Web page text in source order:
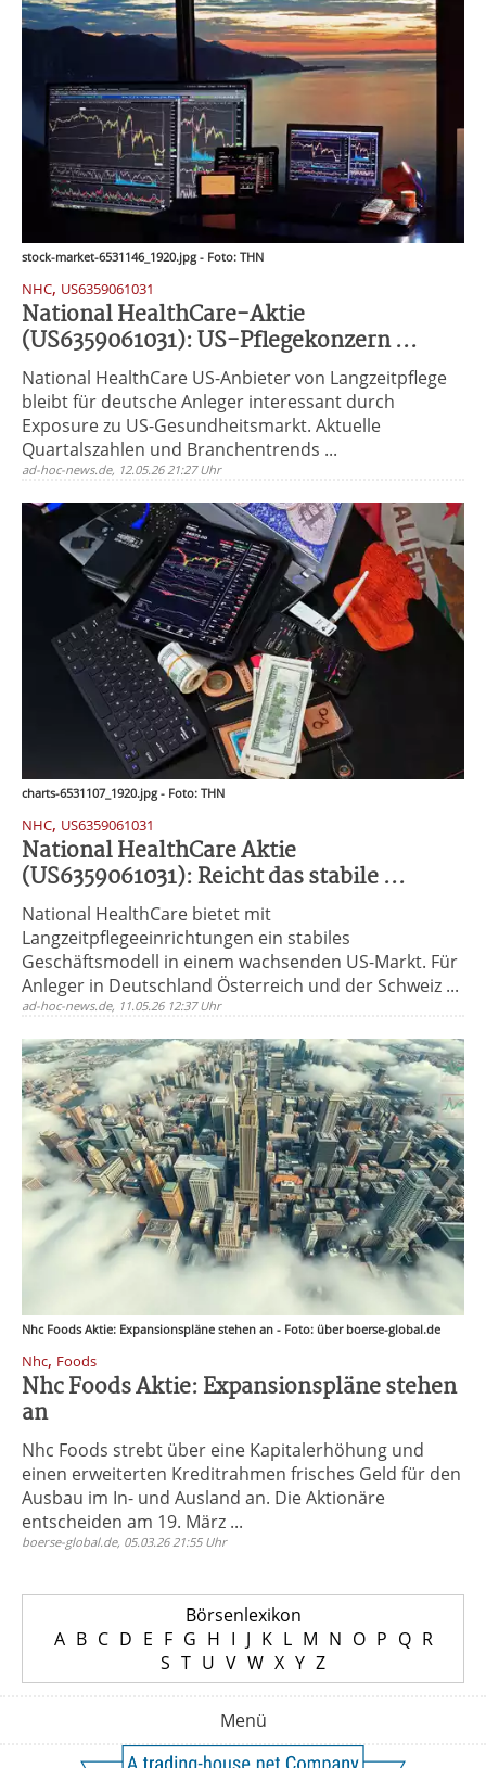
stock-market-6531146_1920.jpg - Foto: THN
NHC, US6359061031
National HealthCare-Aktie
(US6359061031): US-Pflegekonzern ...
National HealthCare US-Anbieter von Langzeitpflege
bleibt für deutsche Anleger interessant durch
Exposure zu US-Gesundheitsmarkt. Aktuelle
Quartalszahlen und Branchentrends ...
ad-hoc-news.de, 12.05.26 21:27 Uhr
charts-6531107_1920.jpg - Foto: THN
NHC, US6359061031
National HealthCare Aktie
(US6359061031): Reicht das stabile ...
National HealthCare bietet mit
Langzeitpflegeeinrichtungen ein stabiles
Geschäftsmodell in einem wachsenden US-Markt. Für
Anleger in Deutschland Österreich und der Schweiz ...
ad-hoc-news.de, 11.05.26 12:37 Uhr
Nhc Foods Aktie: Expansionspläne stehen an - Foto: über boerse-global.de
Nhc, Foods
Nhc Foods Aktie: Expansionspläne stehen
an
Nhc Foods strebt über eine Kapitalerhöhung und
einen erweiterten Kreditrahmen frisches Geld für den
Ausbau im In- und Ausland an. Die Aktionäre
entscheiden am 19. März ...
boerse-global.de, 05.03.26 21:55 Uhr
Börsenlexikon
A B C D E F G H I J K L M N O P Q R
S T U V W X Y Z
Menü